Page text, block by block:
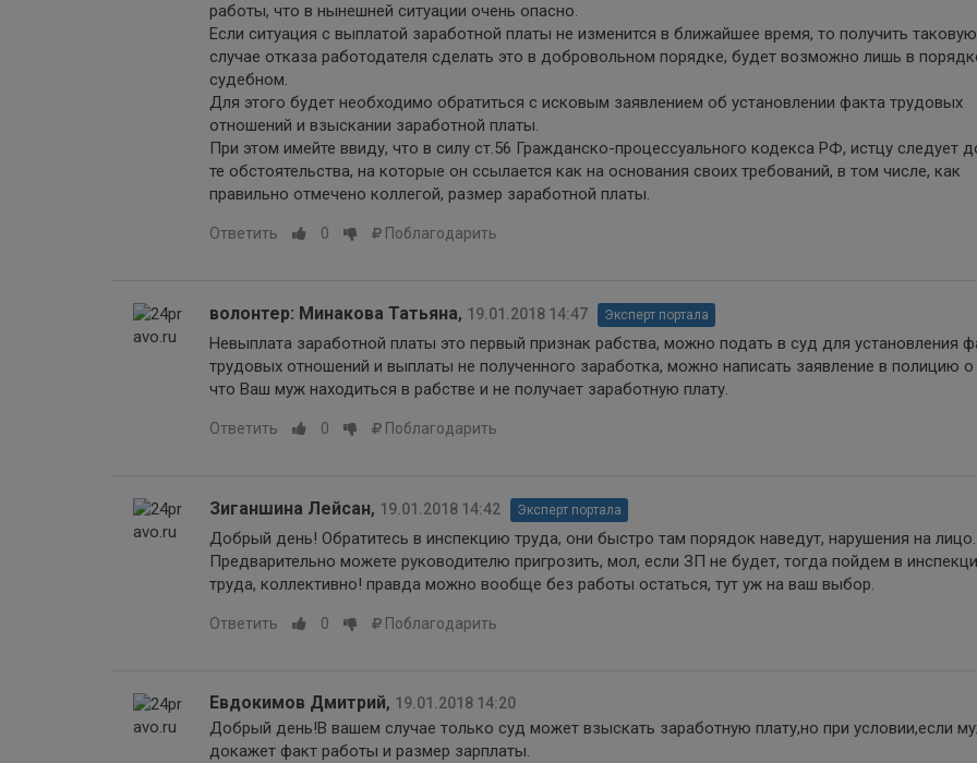
работы, что в нынешней ситуации очень опасно.
Если ситуация с выплатой заработной платы не изменится в ближайшее время, то получить
случае отказа работодателя сделать это в добровольном порядке, будет возможно лишь в
судебном.
Для этого будет необходимо обратиться с исковым заявлением об установлении факта трудовых
отношений и взыскании заработной платы.
При этом имейте ввиду, что в силу ст.56 Гражданско-процессуального кодекса РФ, истцу следует
те обстоятельства, на которые он ссылается как на основания своих требований, в том числе, как
правильно отмечено коллегой, размер заработной платы.
Ответить 0 Поблагодарить
волонтер: Минакова Татьяна, 19.01.2018 14:47 Эксперт портала
Невыплата заработной платы это первый признак рабства, можно подать в суд для установления
трудовых отношений и выплаты не полученного заработка, можно написать заявление в полицию
что Ваш муж находиться в рабстве и не получает заработную плату.
Ответить 0 Поблагодарить
Зиганшина Лейсан, 19.01.2018 14:42 Эксперт портала
Добрый день! Обратитесь в инспекцию труда, они быстро там порядок наведут, нарушения на лицо.
Предварительно можете руководителю пригрозить, мол, если ЗП не будет, тогда пойдем в
труда, коллективно! правда можно вообще без работы остаться, тут уж на ваш выбор.
Ответить 0 Поблагодарить
Евдокимов Дмитрий, 19.01.2018 14:20
Добрый день!В вашем случае только суд может взыскать заработную плату,но при условии,если
докажет факт работы и размер зарплаты.